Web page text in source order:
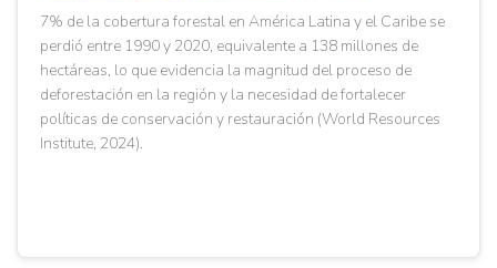
7% de la cobertura forestal en América Latina y el Caribe se
perdió entre 1990 y 2020, equivalente a 138 millones de
hectáreas, lo que evidencia la magnitud del proceso de
deforestación en la región y la necesidad de fortalecer
políticas de conservación y restauración (World Resources
Institute, 2024).